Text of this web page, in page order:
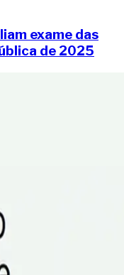
exame das
de 2025